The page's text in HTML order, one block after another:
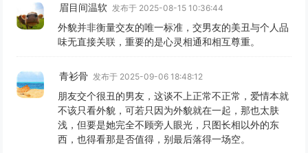
眉目间温软 发布于 2025-08-15 10:36:44
外貌并非衡量交友的唯一标准，交男友的美丑与个人品
味无直接关联，重要的是心灵相通和相互尊重。
青衫骨 发布于 2025-09-06 18:48:12
朋友交个很丑的男友，这谈不上正常不正常，爱情本就
不该只看外貌，可若只因为外貌就在一起，那也太肤
浅，但要是她完全不顾旁人眼光，只图长相以外的东
西，也得看那是否值得，别最后落得一场空。